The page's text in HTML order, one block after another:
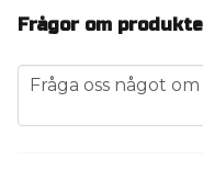
Frågor om
question
Fråga oss något